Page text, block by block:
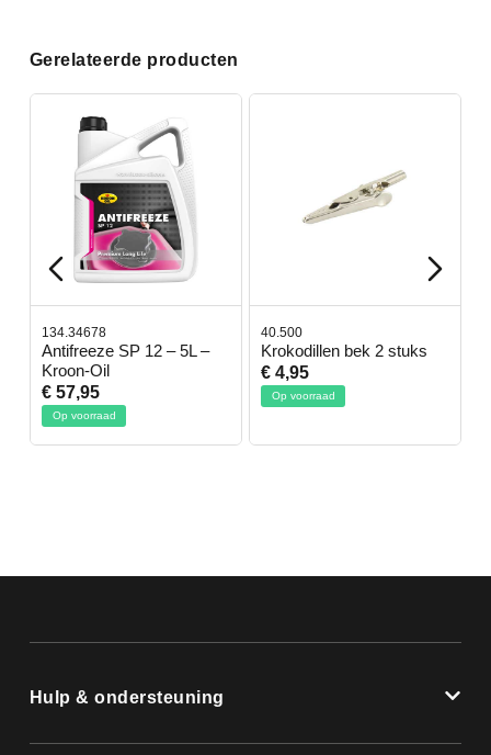
Gerelateerde producten
134.34678
Antifreeze SP 12 – 5L –
Kroon-Oil
€ 57,95
Op voorraad
40.500
Krokodillen bek 2 stuks
€ 4,95
Op voorraad
Hulp & ondersteuning